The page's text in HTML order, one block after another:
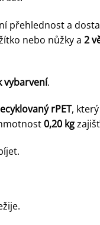
přehlednost a
nebo nůžky a 2
vybarvení.
rPET,
0,20 kg